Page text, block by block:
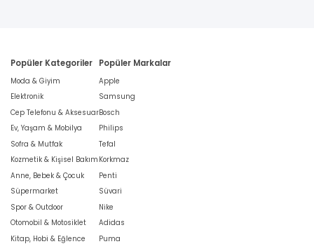
Popüler Kategoriler
Moda & Giyim
Elektronik
Cep Telefonu & Aksesuar
Ev, Yaşam & Mobilya
Sofra & Mutfak
Kozmetik & Kişisel Bakım
Anne, Bebek & Çocuk
Süpermarket
Spor & Outdoor
Otomobil & Motosiklet
Kitap, Hobi & Eğlence
Popüler Markalar
Apple
Samsung
Bosch
Philips
Tefal
Korkmaz
Penti
Süvari
Nike
Adidas
Puma